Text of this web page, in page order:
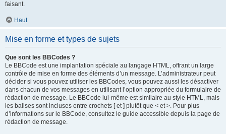
faisant.
Haut
Mise en forme et types de sujets
Que sont les BBCodes ?
Le BBCode est une implantation spéciale au langage HTML, offrant un large
contrôle de mise en forme des éléments d’un message. L’administrateur peut
décider si vous pouvez utiliser les BBCodes, vous pouvez aussi les désactiver
dans chacun de vos messages en utilisant l’option appropriée du formulaire de
rédaction de message. Le BBCode lui-même est similaire au style HTML, mais
les balises sont incluses entre crochets [ et ] plutôt que < et >. Pour plus
d’informations sur le BBCode, consultez le guide accessible depuis la page de
rédaction de message.